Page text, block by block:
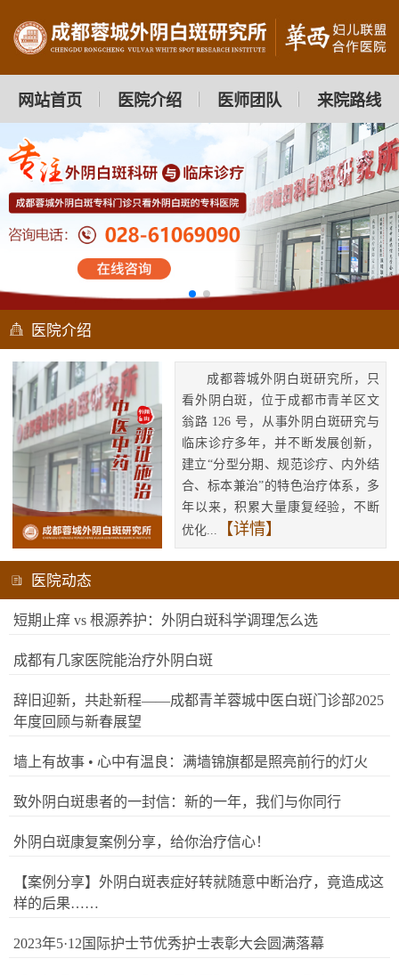
网站首页 医院介绍 医师团队 来院路线
医院介绍
成都蓉城外阴白斑研究所，只
看外阴白斑，位于成都市青羊区文
翁路 126 号，从事外阴白斑研究与
临床诊疗多年，并不断发展创新，
建立“分型分期、规范诊疗、内外结
合、标本兼治”的特色治疗体系，多
年以来，积累大量康复经验，不断
优化...
【详情】
医院动态
短期止痒 vs 根源养护：外阴白斑科学调理怎么选
成都有几家医院能治疗外阴白斑
辞旧迎新，共赴新程——成都青羊蓉城中医白斑门诊部2025
年度回顾与新春展望
墙上有故事 • 心中有温良：满墙锦旗都是照亮前行的灯火
致外阴白斑患者的一封信：新的一年，我们与你同行
外阴白斑康复案例分享，给你治疗信心！
【案例分享】外阴白斑表症好转就随意中断治疗，竟造成这
样的后果……
2023年5·12国际护士节优秀护士表彰大会圆满落幕